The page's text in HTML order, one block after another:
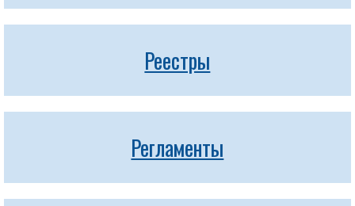
Реестры
Регламенты